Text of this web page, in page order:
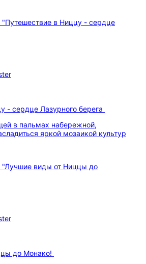
- сердце Лазурного берега
в пальмах набережной,
яркой мозаикой культур
до Монако!